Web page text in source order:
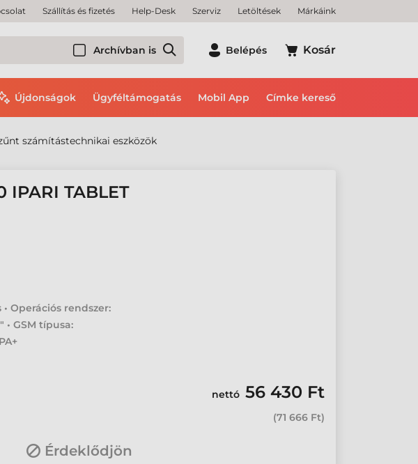
Szállítás és fizetés Help-Desk Szerviz Letöltések Márkáink
Archívban is Belépés Kosár
Újdonságok Ügyféltámogatás Mobil App Címke kereső
számítástechnikai eszközök
IPARI TABLET
Operációs rendszer:
• GSM típusa:
nettó 56 430 Ft
(71 666 Ft)
Érdeklődjön